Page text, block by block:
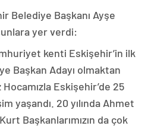
Belediye Başkanı Ayşe
yer verdi:
kenti Eskişehir’in ilk
Başkan Adayı olmaktan
Eskişehir’de 25
yaşandı. 20 yılında Ahmet
Başkanlarımızın da çok